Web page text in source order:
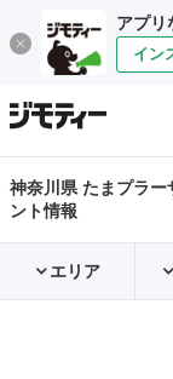
アプリ
イン
神奈川県 たまプラ
ント情報
エリア